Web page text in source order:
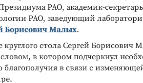
РАО, академик-
РАО, заведующий
Борисович Малых.
круглого стола Сергей Борисович
в котором подчеркнул
благополучия в связи с